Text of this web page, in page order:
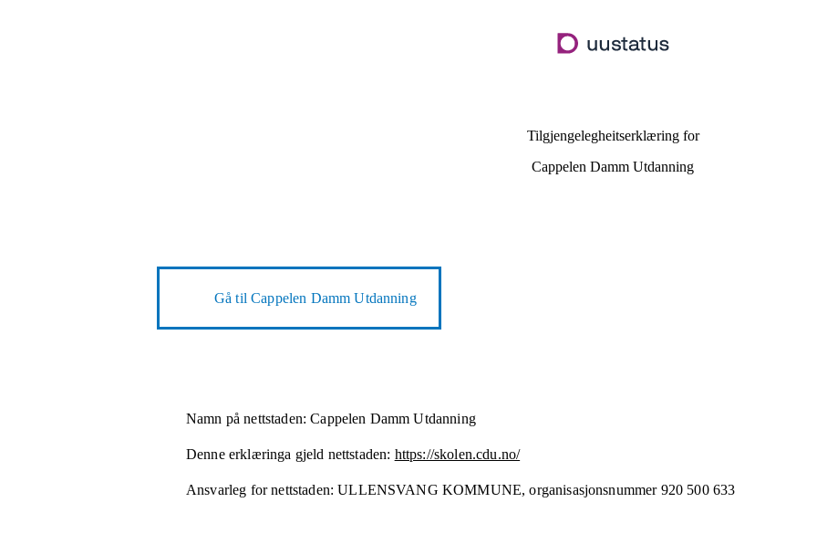
hovudinnhald
Tilgjengelegheitserklæring for
Cappelen Damm Utdanning
Gå tilCappelen Damm Utdanning
Namn på nettstaden: Cappelen Damm Utdanning
Denne erklæringa gjeld nettstaden: https://skolen.cdu.no/
Ansvarleg for nettstaden: ULLENSVANG KOMMUNE,organisasjonsnummer 920 500 633